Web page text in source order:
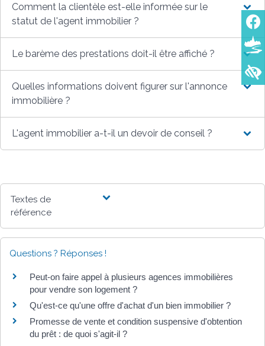
Comment la clientèle est-elle informée sur le
statut de l'agent immobilier ?
Le barème des prestations doit-il être affiché ?
Quelles informations doivent figurer sur l'annonce
immobilière ?
L'agent immobilier a-t-il un devoir de conseil ?
Textes de
référence
Questions ? Réponses !
Peut-on faire appel à plusieurs agences immobilières
pour vendre son logement ?
Qu'est-ce qu'une offre d'achat d'un bien immobilier ?
Promesse de vente et condition suspensive d'obtention
du prêt : de quoi s'agit-il ?